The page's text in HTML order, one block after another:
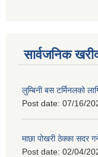
सार्वजनिक
लुम्बिनी बस टर्मिनलको
Post date: 07/16/
माछा पोखरी ठेक्का सदर
Post date: 02/04/